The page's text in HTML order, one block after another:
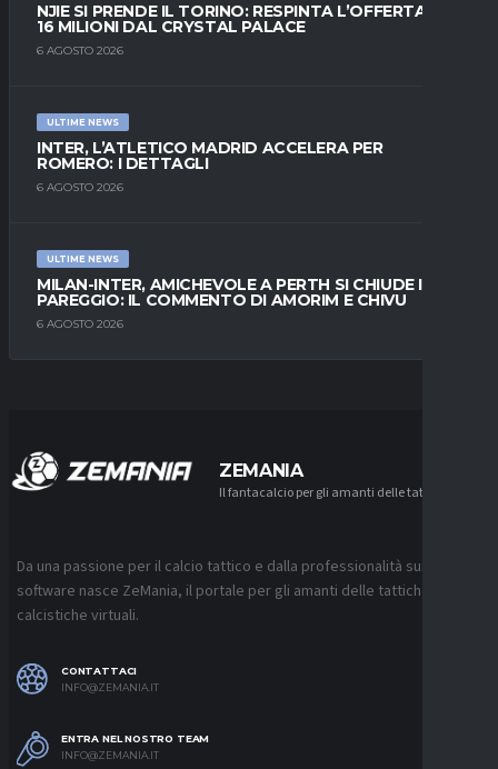
NJIE SI PRENDE IL TORINO: RESPINTA L’OFFERTA DI
16 MILIONI DAL CRYSTAL PALACE
6 AGOSTO 2026
ULTIME NEWS
INTER, L’ATLETICO MADRID ACCELERA PER
ROMERO: I DETTAGLI
6 AGOSTO 2026
ULTIME NEWS
MILAN-INTER, AMICHEVOLE A PERTH SI CHIUDE IN
PAREGGIO: IL COMMENTO DI AMORIM E CHIVU
6 AGOSTO 2026
ZEMANIA
Il fantacalcio per gli amanti delle tattiche
Da una passione per il calcio tattico e dalla professionalità sui
software nasce ZeMania, il portale per gli amanti delle tattiche
calcistiche virtuali.
CONTATTACI
INFO@ZEMANIA.IT
ENTRA NEL NOSTRO TEAM
INFO@ZEMANIA.IT